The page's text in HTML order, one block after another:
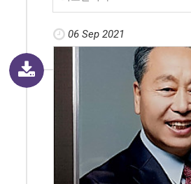
06 Sep 2021